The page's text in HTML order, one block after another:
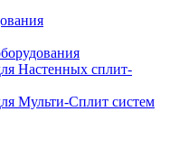
Настенных сплит-
Мульти-Сплит систем